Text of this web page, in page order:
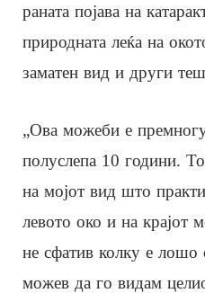
раната појава на
природната леќа на
заматен вид и други
„Ова можеби е
полуслепа 10 години.
на мојот вид што
левото око и на крајот
не сфатив колку е лошо
можев да го видам